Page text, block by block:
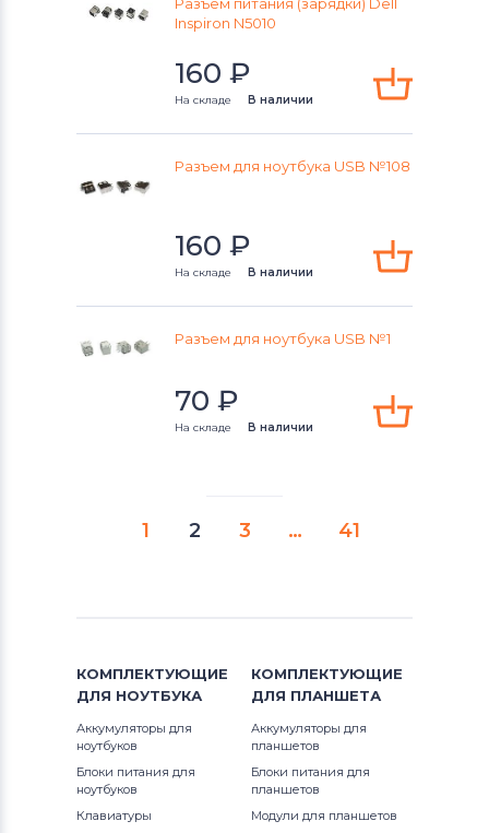
Разъем питания (зарядки) Dell
Inspiron N5010
160 ₽
На складе В наличии
Разъем для ноутбука USB №108
160 ₽
На складе В наличии
Разъем для ноутбука USB №1
70 ₽
На складе В наличии
1 2 3 … 41
КОМПЛЕКТУЮЩИЕ
ДЛЯ НОУТБУКА
Аккумуляторы для
ноутбуков
Блоки питания для
ноутбуков
Клавиатуры
КОМПЛЕКТУЮЩИЕ
ДЛЯ ПЛАНШЕТА
Аккумуляторы для
планшетов
Блоки питания для
планшетов
Модули для планшетов